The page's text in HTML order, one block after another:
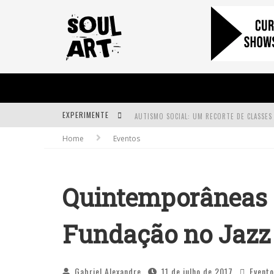
EXPERIMENTE
A SUBIDA DA RAMPA É DIFERENTE!
Home Eventos
Fundação no
Gabriel Alexandre 11 de julho de 2017